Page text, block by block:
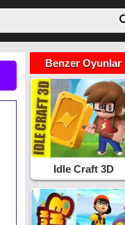
Benzer Oyunlar
Idle Craft 3D